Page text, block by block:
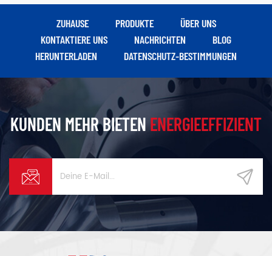
ZUHAUSE PRODUKTE
ÜBER UNS
KONTAKTIERE UNS
NACHRICHTEN
BLOG
HERUNTERLADEN
DATENSCHUTZ-BESTIMMUNGEN
KUNDEN MEHR BIETENENERGIEEFFIZIENT